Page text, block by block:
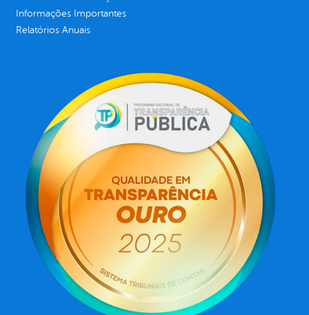
Informações Importantes
Relatórios Anuais